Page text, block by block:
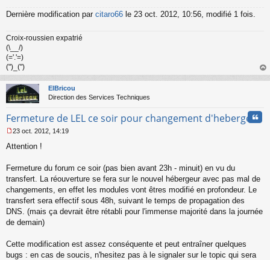
u
Dernière modification par citaro66 le 23 oct. 2012, 10:56, modifié 1 fois.
Croix-roussien expatrié
(\__/)
(='.'=)
(")_(")
au
ElBricou
Direction des Services Techniques
Fermeture de LEL ce soir pour changement d'hebergeur
e
s
g
e
n
o
n
23 oct. 2012, 14:19
Attention !
Fermeture du forum ce soir (pas bien avant 23h - minuit) en vu du
transfert. La réouverture se fera sur le nouvel hébergeur avec pas mal de
changements, en effet les modules vont êtres modifié en profondeur. Le
transfert sera effectif sous 48h, suivant le temps de propagation des
DNS. (mais ça devrait être rétabli pour l'immense majorité dans la journée
de demain)
Cette modification est assez conséquente et peut entraîner quelques
bugs : en cas de soucis, n'hesitez pas à le signaler sur le topic qui sera